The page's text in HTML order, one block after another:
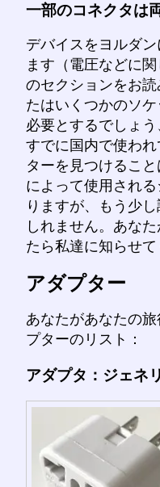
一部のコネクタは
デバイスをヨルダ
ます（電圧などに
のセクションをお
たはいくつかのソ
必要とするでしょ
すでに国内で使わ
ターを見つけるこ
によって使用され
りますが、もう少
しれません。あな
たら私達に知らせて
アダプター
あなたがあなたの
プターのリスト：
アダプタ：ジェネ